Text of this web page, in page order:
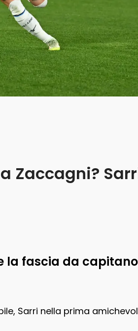
Zaccagni?
la fascia da
Sarri nella prima